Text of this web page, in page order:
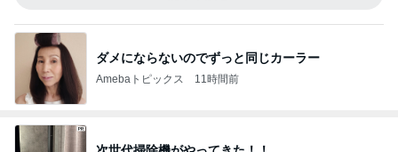
ダメにならないのでずっと同じカーラー
Amebaトピックス 11時間前